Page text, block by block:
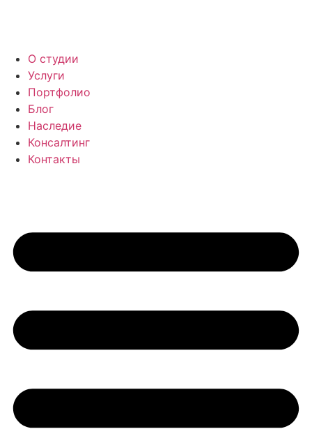
О студии
Услуги
Портфолио
Блог
Наследие
Консалтинг
Контакты